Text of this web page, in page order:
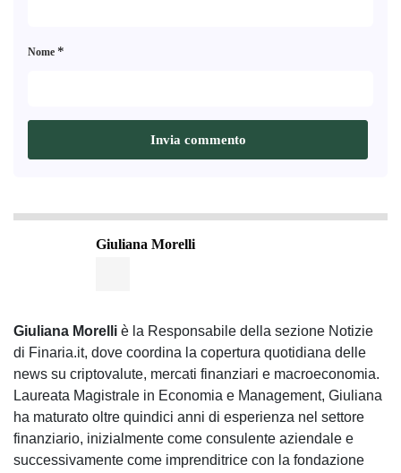
Nome *
Giuliana Morelli
Giuliana Morelli è la Responsabile della sezione Notizie
di Finaria.it, dove coordina la copertura quotidiana delle
news su criptovalute, mercati finanziari e macroeconomia.
Laureata Magistrale in Economia e Management, Giuliana
ha maturato oltre quindici anni di esperienza nel settore
finanziario, inizialmente come consulente aziendale e
successivamente come imprenditrice con la fondazione